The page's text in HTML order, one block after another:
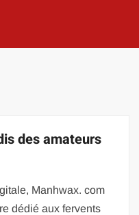
des amateurs
Manhwax. com
dédié aux fervents